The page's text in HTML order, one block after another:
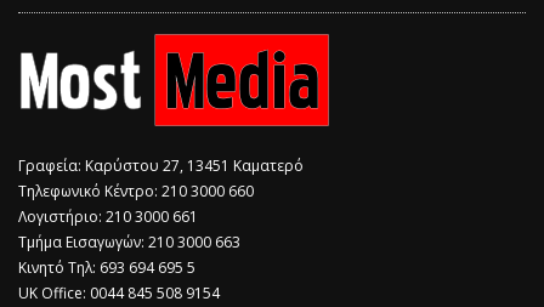
Γραφεία: Καρύστου 27, 13451 Καματερό
Τηλεφωνικό Κέντρο: 210 3000 660
Λογιστήριο: 210 3000 661
Τμήμα Εισαγωγών: 210 3000 663
Κινητό Τηλ: 693 694 695 5
​UK Office: 0044 845 508 9154